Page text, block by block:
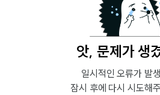
앗, 문제가 생
일시적인 오류가 발
잠시 후에 다시 시도해